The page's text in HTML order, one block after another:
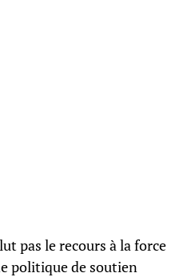
pas le recours à la force
politique de soutien